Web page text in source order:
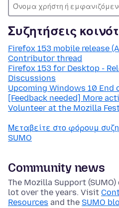
Συζητήσεις
Firefox 153 mobile release
Contributor thread
Firefox 153 for Desktop -
Discussions
Upcoming Windows 10 End
[Feedback needed] More
Volunteer at the Mozilla
Μεταβείτε στο φόρουμ
SUMO
Community news
The Mozilla Support
lot over the years. Visit
Resources and the SUMO